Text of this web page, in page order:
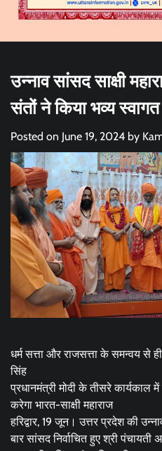
उन्नाव सांसद साक्षी
संतों ने किया भव्य स्वागत
Posted on June 19, 2024 by
धर्म सत्ता और राजसत्ता के समन्वय से
सिंह
प्रधानमंत्री मोदी के तीसरे कार्यकाल
करेगा भारत-साक्षी महाराज
हरिद्वार, 19 जून। उत्तर प्रदेश की
बार सांसद निर्वाचित हुए श्री